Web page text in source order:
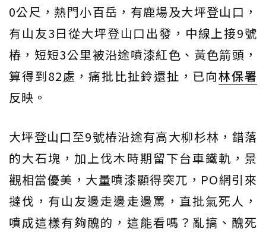
0公尺，熱門小百岳，有鹿場及大坪登山口，
有山友3日從大坪登山口出發，中線上接9號
樁，短短3公里被沿途噴漆紅色、黃色箭頭，
算得到82處，痛批比扯鈴還扯，已向林保署
反映。
大坪登山口至9號樁沿途有高大柳杉林，錯落
的大石塊，加上伐木時期留下台車鐵軌，景
觀相當優美，大量噴漆顯得突兀，PO網引來
撻伐，有山友邊走邊走邊罵，直批氣死人，
噴成這樣有夠醜的，這能看嗎？亂搞、醜死